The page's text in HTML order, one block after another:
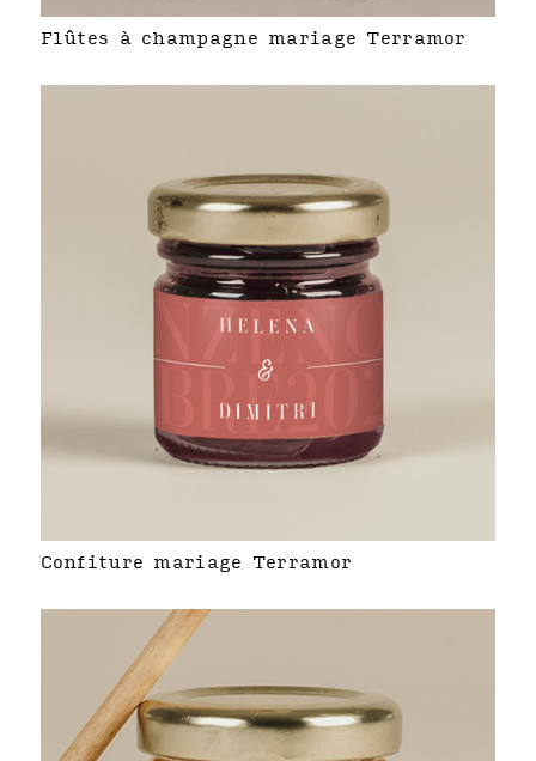
Flûtes à champagne mariage Terramor
Confiture mariage Terramor